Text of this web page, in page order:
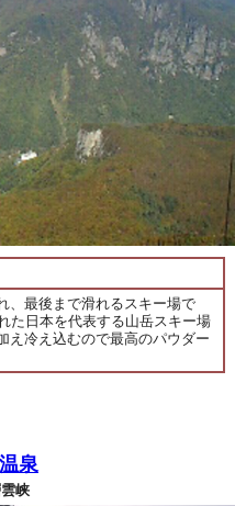
、最後まで滑れるスキー場で
た日本を代表する山岳スキー場
え冷え込むので最高のパウダー
泉
峡